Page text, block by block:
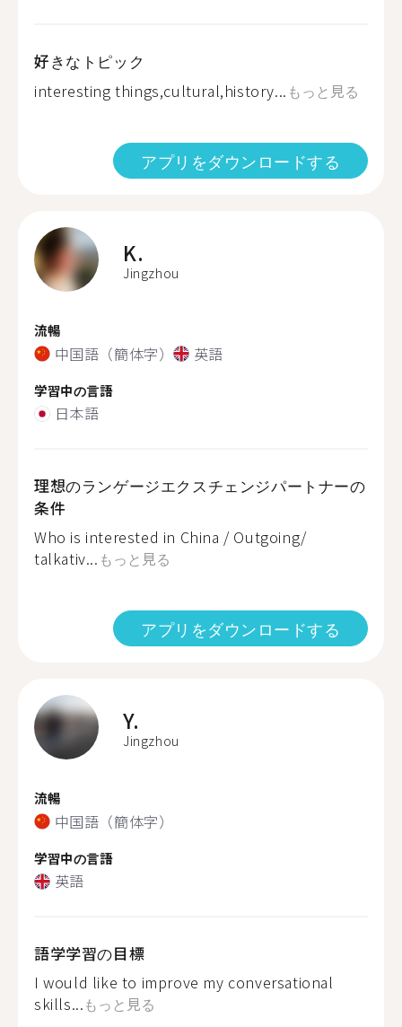
好きなトピック
interesting things,cultural,history... もっと見る
アプリをダウンロードする
K.
Jingzhou
流暢
中国語（簡体字） 英語
学習中の言語
日本語
理想のランゲージエクスチェンジパートナーの
条件
Who is interested in China / Outgoing/
talkativ... もっと見る
アプリをダウンロードする
Y.
Jingzhou
流暢
中国語（簡体字）
学習中の言語
英語
語学学習の目標
I would like to improve my conversational
skills...もっと見る